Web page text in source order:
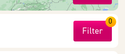
Filter
0